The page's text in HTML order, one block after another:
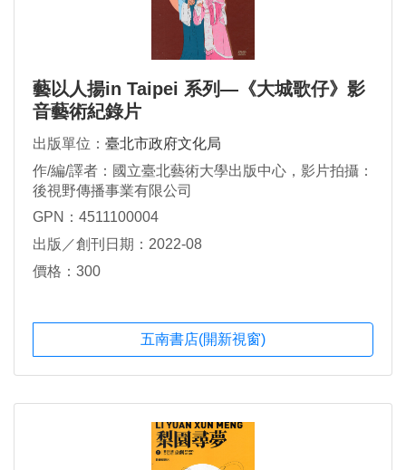
藝以人揚in Taipei 系列—《大城歌仔》影
音藝術紀錄片
出版單位： 臺北市政府文化局
作/編/譯者：國立臺北藝術大學出版中心，影片拍攝：
後視野傳播事業有限公司
GPN：4511100004
出版／創刊日期：2022-08
價格：300
五南書店(開新視窗)